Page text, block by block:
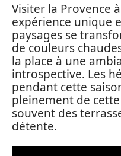
Visiter la Provence
expérience unique
paysages se
de couleurs
la place à une
introspective. Les
pendant cette
pleinement de
souvent des
détente.